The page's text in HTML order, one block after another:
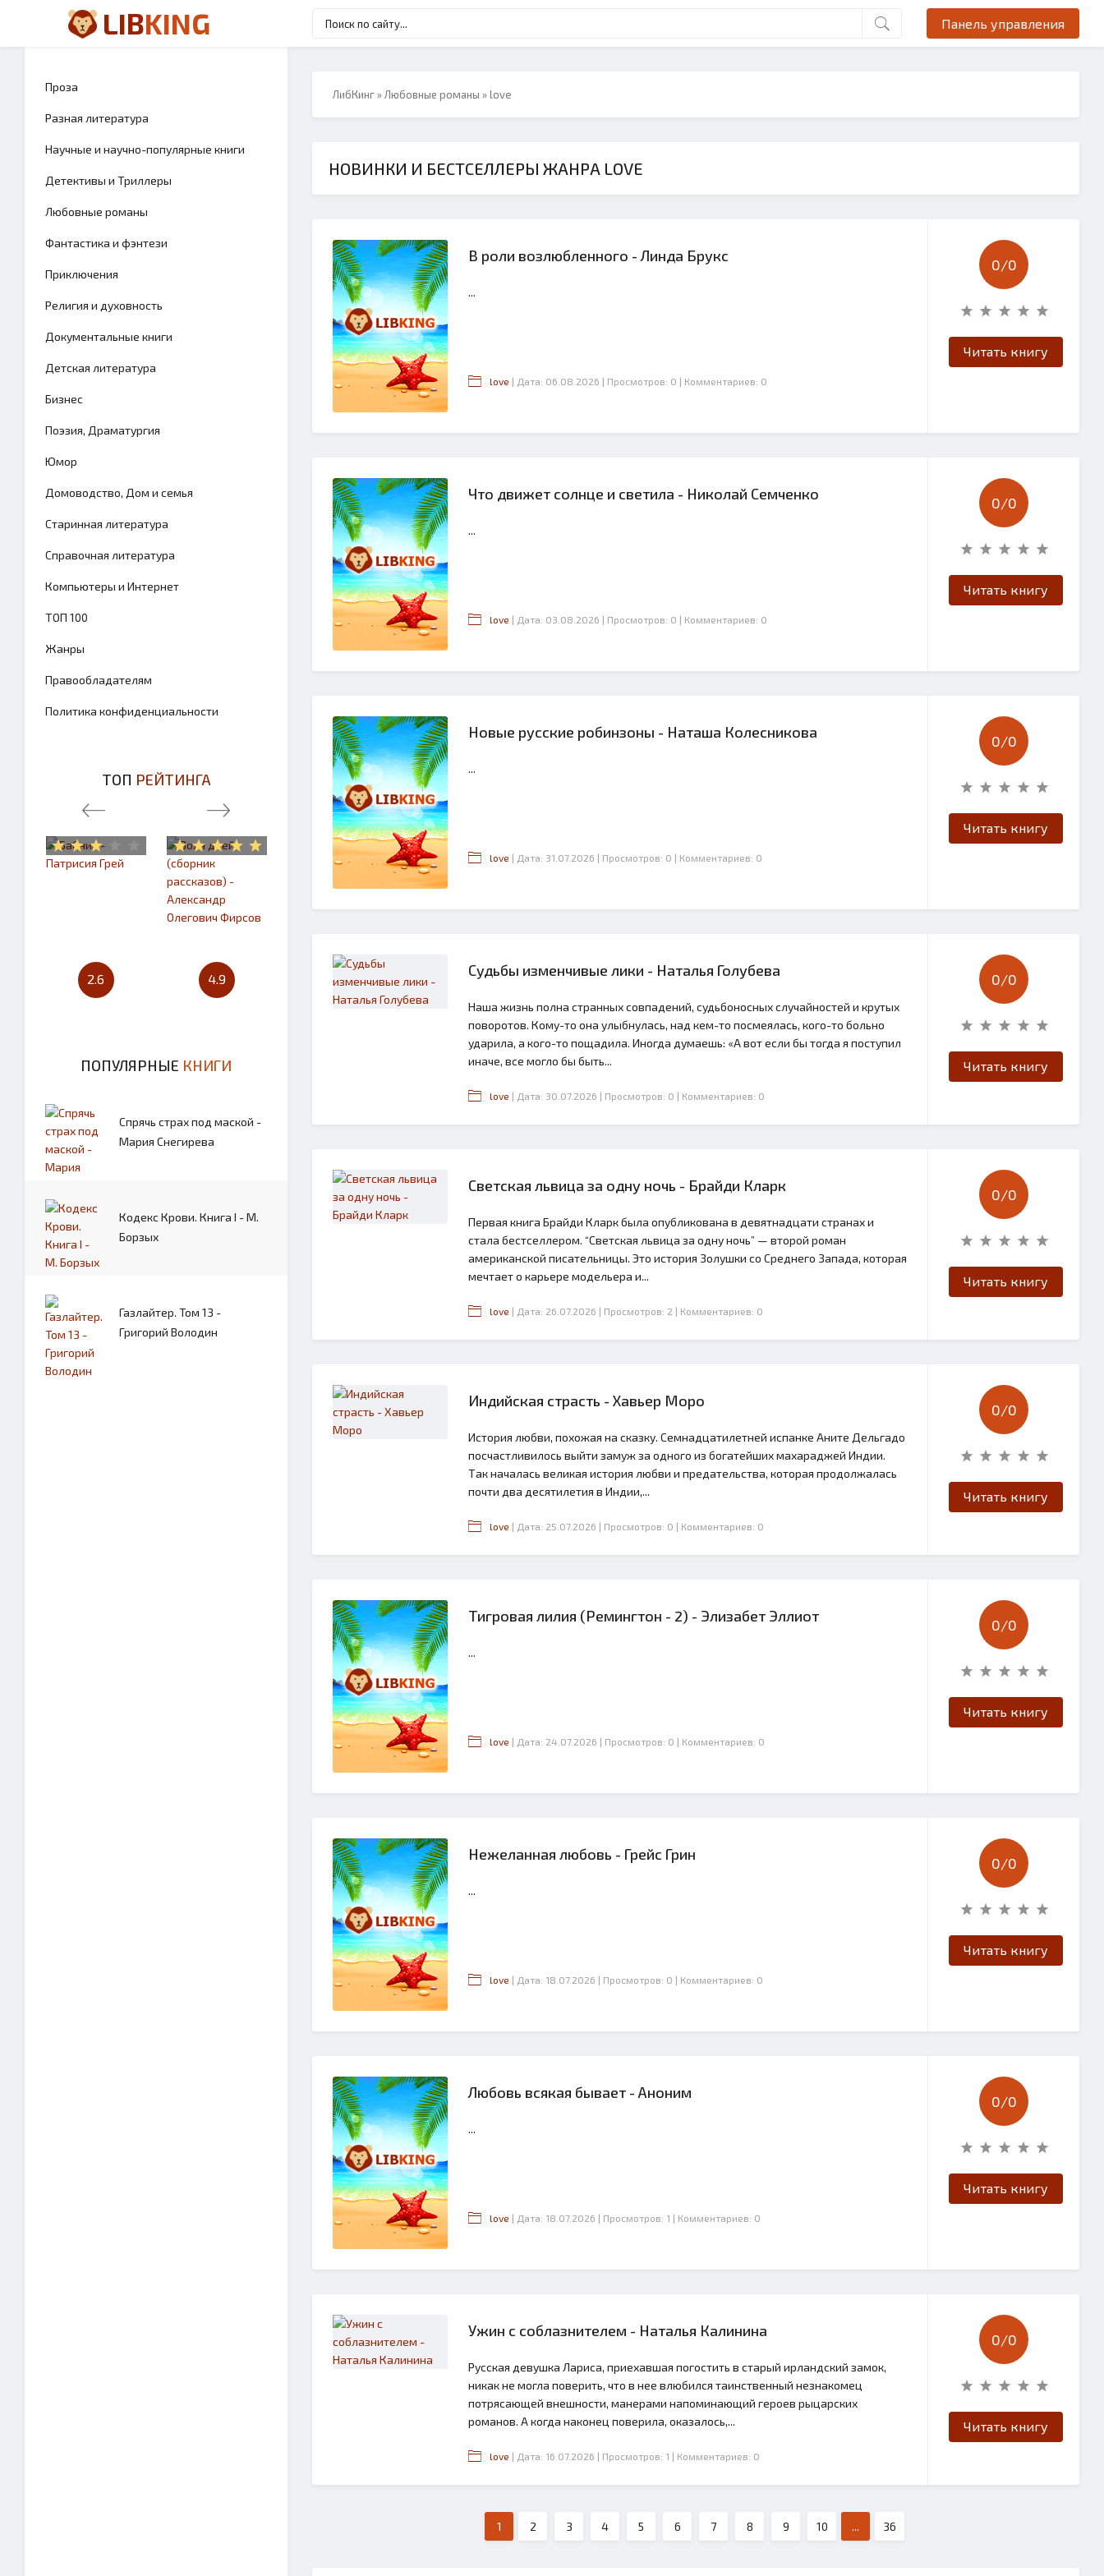
LIBKING Панель управления
Проза
Разная литература
Научные и научно-популярные книги
Детективы и Триллеры
Любовные романы
Фантастика и фэнтези
Приключения
Религия и духовность
Документальные книги
Детская литература
Бизнес
Поэзия, Драматургия
Юмор
Домоводство, Дом и семья
Старинная литература
Справочная литература
Компьютеры и Интернет
TОП 100
Жанры
Правообладателям
Политика конфиденциальности
ТОП РЕЙТИНГА
2.6 4.9 4.7
ПОПУЛЯРНЫЕ КНИГИ
Спрячь страх под маской -
Мария Снегирева
Кодекс Крови. Книга I - М.
Борзых
Газлайтер. Том 13 -
Григорий Володин
ЛибКинг»Любовные романы » love
НОВИНКИ И БЕСТСЕЛЛЕРЫ ЖАНРА LOVE
В роли возлюбленного - Линда Брукс
...
love | Дата: 06.08.2026 | Просмотров: 0 | Комментариев: 0
0/0
Читать книгу
Что движет солнце и светила - Николай Семченко
...
love | Дата: 03.08.2026 | Просмотров: 0 | Комментариев: 0
0/0
Читать книгу
Новые русские робинзоны - Наташа Колесникова
...
love | Дата: 31.07.2026 | Просмотров: 0 | Комментариев: 0
0/0
Читать книгу
Судьбы изменчивые лики - Наталья Голубева
Наша жизнь полна странных совпадений, судьбоносных случайностей и крутых
поворотов. Кому-то она улыбнулась, над кем-то посмеялась, кого-то больно
ударила, а кого-то пощадила. Иногда думаешь: «А вот если бы тогда я поступил
иначе, все могло бы быть...
love | Дата: 30.07.2026 | Просмотров: 0 | Комментариев: 0
0/0
Читать книгу
Светская львица за одну ночь - Брайди Кларк
Первая книга Брайди Кларк была опубликована в девятнадцати странах и
стала бестселлером. “Светская львица за одну ночь” — второй роман
американской писательницы. Это история Золушки со Среднего Запада, которая
мечтает о карьере модельера и...
love | Дата: 26.07.2026 | Просмотров: 2 | Комментариев: 0
0/0
Читать книгу
Индийская страсть - Хавьер Моро
История любви, похожая на сказку. Семнадцатилетней испанке Аните Дельгадо
посчастливилось выйти замуж за одного из богатейших махараджей Индии.
Так началась великая история любви и предательства, которая продолжалась
почти два десятилетия в Индии,...
love | Дата: 25.07.2026 | Просмотров: 0 | Комментариев: 0
0/0
Читать книгу
Тигровая лилия (Ремингтон - 2) - Элизабет Эллиот
...
love | Дата: 24.07.2026 | Просмотров: 0 | Комментариев: 0
0/0
Читать книгу
Нежеланная любовь - Грейс Грин
...
love | Дата: 18.07.2026 | Просмотров: 0 | Комментариев: 0
0/0
Читать книгу
Любовь всякая бывает - Аноним
...
love | Дата: 18.07.2026 | Просмотров: 1 | Комментариев: 0
0/0
Читать книгу
Ужин с соблазнителем - Наталья Калинина
Русская девушка Лариса, приехавшая погостить в старый ирландский замок,
никак не могла поверить, что в нее влюбился таинственный незнакомец
потрясающей внешности, манерами напоминающий героев рыцарских
романов. А когда наконец поверила, оказалось,...
love | Дата: 16.07.2026 | Просмотров: 1 | Комментариев: 0
0/0
Читать книгу
1 2 3 4 5 6 7 8 9 10 ... 36